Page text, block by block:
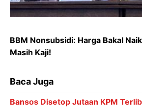
BBM Nonsubsidi: Harga Bakal
Masih Kaji!
Baca Juga
Bansos Disetop Jutaan KPM